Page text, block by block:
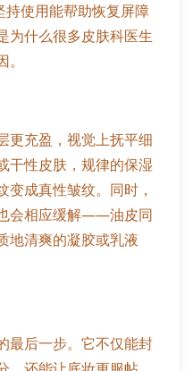
持使用能帮助恢复屏障
为什么很多皮肤科医生
更充盈，视觉上抚平细
干性皮肤，规律的保湿
成真性皱纹。同时，
会相应缓解——油皮同
地清爽的凝胶或乳液
最后一步。它不仅能封